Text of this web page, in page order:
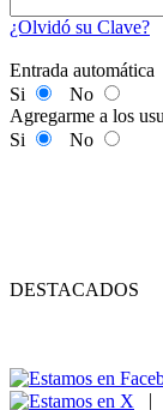
¿Olvidó su Clave?
Entrada automática
Si
No
Agregarme a los
Si
No
DESTACADOS
|